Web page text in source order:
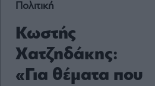
Πολιτική
Κωστής
Χατζηδάκης:
«Για θέματα που